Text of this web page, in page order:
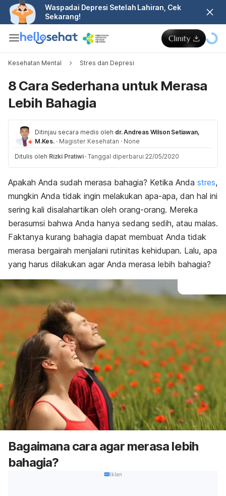
Waspadai Depresi Setelah Lahiran, Cek
Sekarang!
Kesehatan Mental Stres dan Depresi
8 Cara Sederhana untuk Merasa
Lebih Bahagia
Ditinjau secara medis oleh dr. Andreas Wilson Setiawan,
M.Kes. · Magister Kesehatan · None
Ditulis oleh Rizki Pratiwi · Tanggal diperbarui 22/05/2020
Apakah Anda sudah merasa bahagia? Ketika Anda stres,
mungkin Anda tidak ingin melakukan apa-apa, dan hal ini
sering kali disalahartikan oleh orang-orang. Mereka
berasumsi bahwa Anda hanya sedang sedih, atau malas.
Faktanya kurang bahagia dapat membuat Anda tidak
merasa bergairah menjalani rutinitas kehidupan. Lalu, apa
yang harus dilakukan agar Anda merasa lebih bahagia?
Bagaimana cara agar merasa lebih
bahagia?
Iklan